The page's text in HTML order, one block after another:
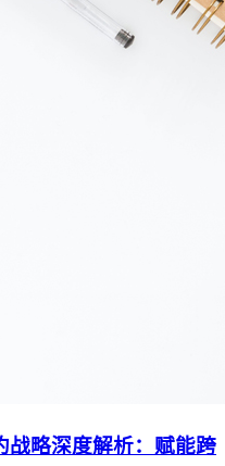
战略深度解析：赋能跨